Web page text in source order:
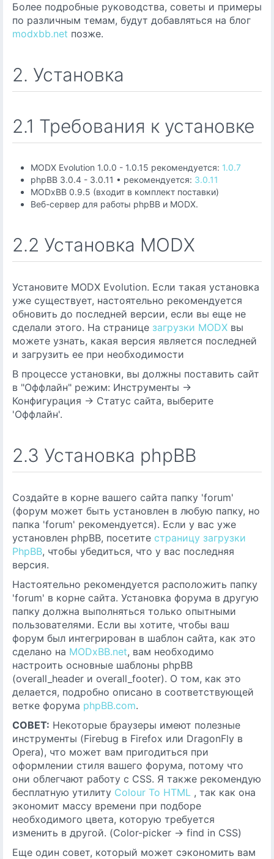
Более подробные руководства, советы и примеры
по различным темам, будут добавляться на блог
modxbb.net позже.
2. Установка
2.1 Требования к установке
MODX Evolution 1.0.0 - 1.0.15 рекомендуется: 1.0.7
phpBB 3.0.4 - 3.0.11 • рекомендуется: 3.0.11
MODxBB 0.9.5 (входит в комплект поставки)
Веб-сервер для работы phpBB и MODX.
2.2 Установка MODX
Установите MODX Evolution. Если такая установка
уже существует, настоятельно рекомендуется
обновить до последней версии, если вы еще не
сделали этого. На странице загрузки MODX вы
можете узнать, какая версия является последней
и загрузить ее при необходимости
В процессе установки, вы должны поставить сайт
в "Оффлайн" режим: Инструменты ->
Конфигурация -> Статус сайта, выберите
'Оффлайн'.
2.3 Установка phpBB
Создайте в корне вашего сайта папку 'forum'
(форум может быть установлен в любую папку, но
папка 'forum' рекомендуется). Если у вас уже
установлен phpBB, посетите страницу загрузки
PhpBB, чтобы убедиться, что у вас последняя
версия.
Настоятельно рекомендуется расположить папку
'forum' в корне сайта. Установка форума в другую
папку должна выполняться только опытными
пользователями. Если вы хотите, чтобы ваш
форум был интегрирован в шаблон сайта, как это
сделано на MODxBB.net, вам необходимо
настроить основные шаблоны phpBB
(overall_header и overall_footer). О том, как это
делается, подробно описано в соответствующей
ветке форума phpBB.com.
СОВЕТ: Некоторые браузеры имеют полезные
инструменты (Firebug в Firefox или DragonFly в
Opera), что может вам пригодиться при
оформлении стиля вашего форума, потому что
они облегчают работу с CSS. Я также рекомендую
бесплатную утилиту Colour To HTML , так как она
экономит массу времени при подборе
необходимого цвета, которую требуется
изменить в другой. (Color-picker -> find in CSS)
Еще один совет, который может сэкономить вам